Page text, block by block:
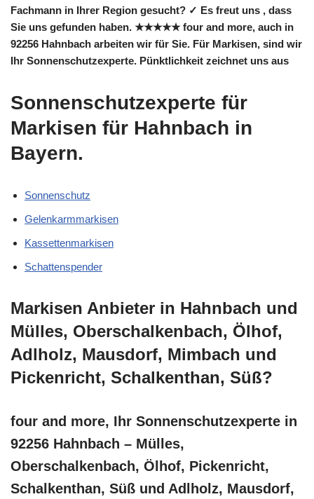
Fachmann in Ihrer Region gesucht? ✓ Es freut uns , dass
Sie uns gefunden haben. ★★★★★ four and more, auch in
92256 Hahnbach arbeiten wir für Sie. Für Markisen, sind wir
Ihr Sonnenschutzexperte. Pünktlichkeit zeichnet uns aus
Sonnenschutzexperte für
Markisen für Hahnbach in
Bayern.
Sonnenschutz
Gelenkarmmarkisen
Kassettenmarkisen
Schattenspender
Markisen Anbieter in Hahnbach und
Mülles, Oberschalkenbach, Ölhof,
Adlholz, Mausdorf, Mimbach und
Pickenricht, Schalkenthan, Süß?
four and more, Ihr Sonnenschutzexperte in
92256 Hahnbach – Mülles,
Oberschalkenbach, Ölhof, Pickenricht,
Schalkenthan, Süß und Adlholz, Mausdorf,